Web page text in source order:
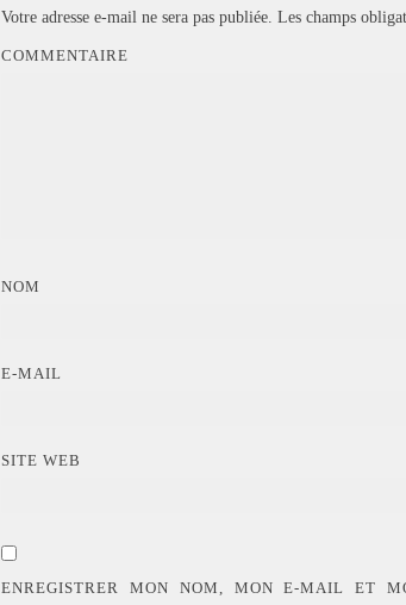
Votre adresse e-mail ne sera pas publiée. Les champs
COMMENTAIRE
NOM
E-MAIL
SITE WEB
ENREGISTRER MON NOM, MON E-MAIL ET